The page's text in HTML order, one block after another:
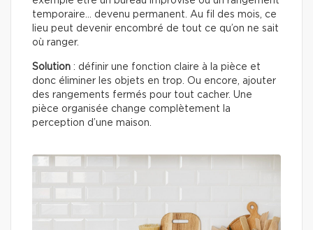
temporaire… devenu permanent. Au fil des mois, ce
lieu peut devenir encombré de tout ce qu’on ne sait
où ranger.
Solution : définir une fonction claire à la pièce et
donc éliminer les objets en trop. Ou encore, ajouter
des rangements fermés pour tout cacher. Une
pièce organisée change complètement la
perception d’une maison.